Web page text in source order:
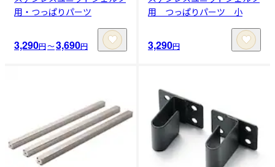
用・つっぱりパーツ
3,290円〜3,690円
用 つっぱりパーツ 小
3,290円